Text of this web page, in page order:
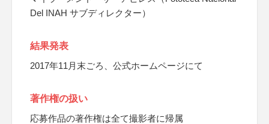
Del INAH サブディレクター）
結果発表
2017年11月末ごろ、公式ホームページにて
著作権の扱い
応募作品の著作権は全て撮影者に帰属